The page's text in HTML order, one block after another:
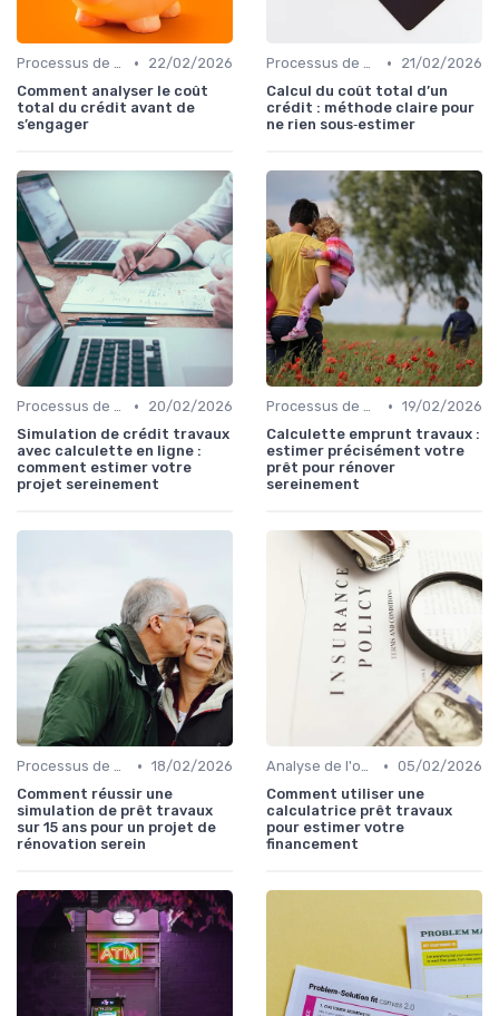
Processus de demande •
22/02/2026
Comment analyser le coût
total du crédit avant de
s’engager
Processus de demande •
21/02/2026
Calcul du coût total d’un
crédit : méthode claire pour
ne rien sous‑estimer
Processus de demande •
20/02/2026
Simulation de crédit travaux
avec calculette en ligne :
comment estimer votre
projet sereinement
Processus de demande • 19/02/2026
Calculette emprunt travaux :
estimer précisément votre
prêt pour rénover
sereinement
Processus de demande • 18/02/2026
Comment réussir une
simulation de prêt travaux
sur 15 ans pour un projet de
rénovation serein
Analyse de l'offre de prêt • 05/02/2026
Comment utiliser une
calculatrice prêt travaux
pour estimer votre
financement